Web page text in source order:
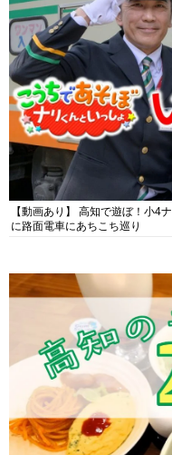
【動画あり】 高知で遊ぼ！小4
に路面電車にあちこち巡り